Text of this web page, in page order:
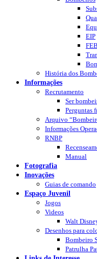
EIP
FEB
História dos
Informações
Recrutamento
Ser
Perguntas
Arquivo
Informações
RNBP
Manual
Fotografia
Inovações
Guias de comando
Espaço Juvenil
Jogos
Videos
Walt
Desenhos para
Bombeiro
Patrulha